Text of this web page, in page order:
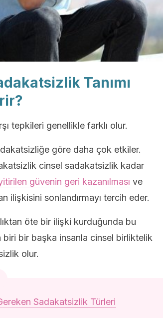
Tanımı
tepkileri genellikle farklı olur.
göre daha çok etkiler.
cinsel sadakatsizlik kadar
güvenin geri kazanılması ve
ilişkisini sonlandırmayı tercih eder.
öte bir ilişki kurduğunda bu
biri bir başka insanla cinsel birliktelik
olur.
Sadakatsizlik Türleri